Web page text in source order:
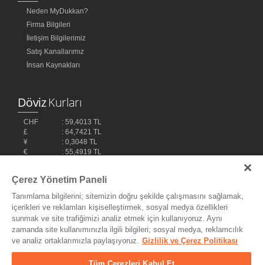
Neden MyDukkan?
Firma Bilgileri
İletişim Bilgilerimiz
Satış Kanallarımız
İnsan Kaynakları
DövizKurları
CHF
: 59,4013 TL
£
: 64,7421 TL
¥
: 0,3048 TL
€
: 55,4919 TL
Bilişim Teknolojileri,
Çerez Yönetim Paneli
Tanımlama bilgilerini; sitemizin doğru şekilde çalışmasını sağlamak,
içerikleri ve reklamları kişiselleştirmek, sosyal medya özellikleri
sunmak ve site trafiğimizi analiz etmek için kullanıyoruz. Aynı
zamanda site kullanımınızla ilgili bilgileri; sosyal medya, reklamcılık
ve analiz ortaklarımızla paylaşıyoruz. Gizlilik ve Çerez Politikası